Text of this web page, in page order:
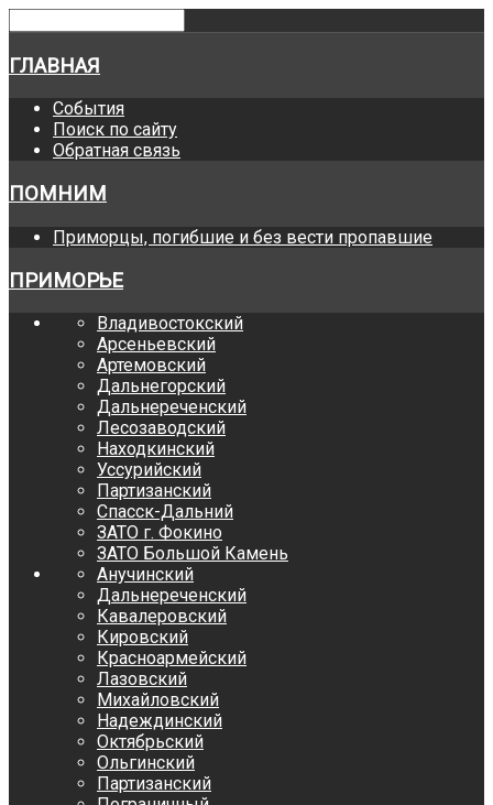
ГЛАВНАЯ
События
Поиск по сайту
Обратная связь
ПОМНИМ
Приморцы, погибшие и без вести пропавшие
ПРИМОРЬЕ
Владивостокский
Арсеньевский
Артемовский
Дальнегорский
Дальнереченский
Лесозаводский
Находкинский
Уссурийский
Партизанский
Спасск-Дальний
ЗАТО г. Фокино
ЗАТО Большой Камень
Анучинский
Дальнереченский
Кавалеровский
Кировский
Красноармейский
Лазовский
Михайловский
Надеждинский
Октябрьский
Ольгинский
Партизанский